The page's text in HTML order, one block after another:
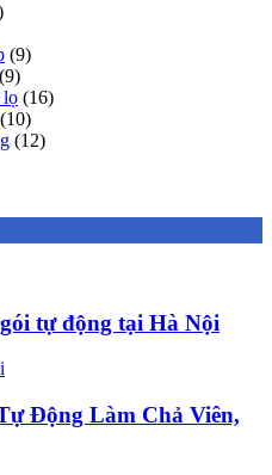
(9)
(9)
lọ (16)
(10)
(12)
tự động tại Hà Nội
Động Làm Chả Viên,